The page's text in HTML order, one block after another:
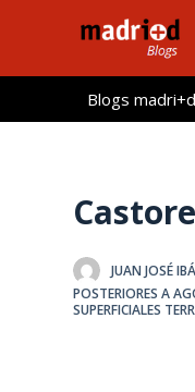
l
Blogs madri+d
JUAN JOSÉ
POSTERIORES A
SUPERFICIALES